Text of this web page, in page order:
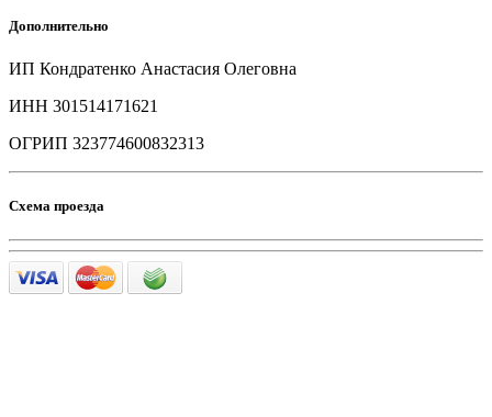
Дополнительно
ИП Кондратенко Анастасия Олеговна
ИНН 301514171621
ОГРИП 323774600832313
Схема проезда